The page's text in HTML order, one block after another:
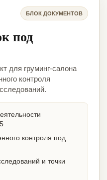
БЛОК ДОКУМЕНТОВ
под
для груминг-салона
контроля
контроля под
и точки